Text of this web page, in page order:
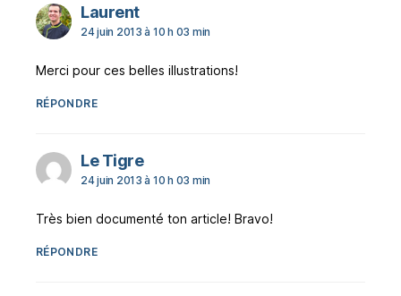
Laurentdit :
24 juin 2013 à 10 h 03 min
Merci pour ces belles illustrations!
RÉPONDRE
Le Tigredit :
24 juin 2013 à 10 h 03 min
Très bien documenté ton article! Bravo!
RÉPONDRE